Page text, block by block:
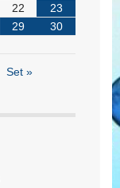
22
23
29
30
Set »